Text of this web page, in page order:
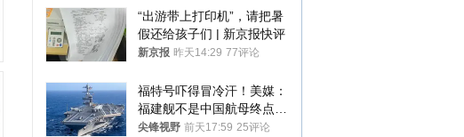
“出游带上打印机”，请把暑
假还给孩子们 | 新京报快评
新京报 昨天14:29 77评论
福特号吓得冒冷汗！美媒：
福建舰不是中国航母终点，
而是新起点！
尖锋视野 前天17:59 25评论